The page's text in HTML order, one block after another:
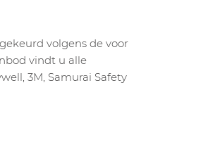
volgens de voor
vindt u alle
3M, Samurai Safety